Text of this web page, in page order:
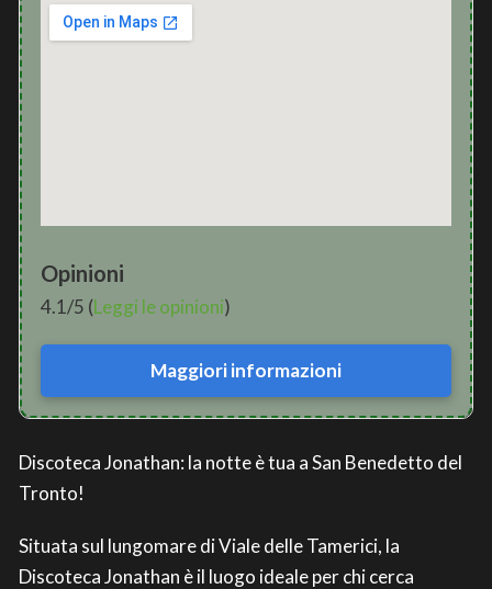
Opinioni
4.1/5 (Leggi le opinioni)
Maggiori informazioni
Discoteca Jonathan: la notte è tua a San Benedetto del
Tronto!
Situata sul lungomare di Viale delle Tamerici, la
Discoteca Jonathan è il luogo ideale per chi cerca